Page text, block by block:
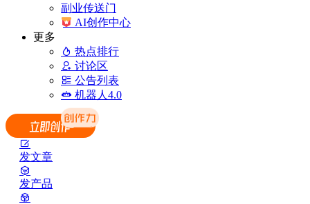
副业传送门
AI创作中心
更多
热点排行
讨论区
公告列表
机器人4.0
发文章
发产品